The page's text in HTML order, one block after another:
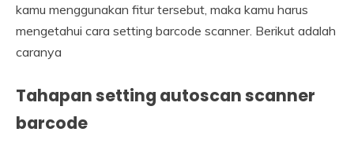
kamu menggunakan fitur tersebut, maka kamu harus
mengetahui cara setting barcode scanner. Berikut adalah
caranya
Tahapan setting autoscan scanner
barcode